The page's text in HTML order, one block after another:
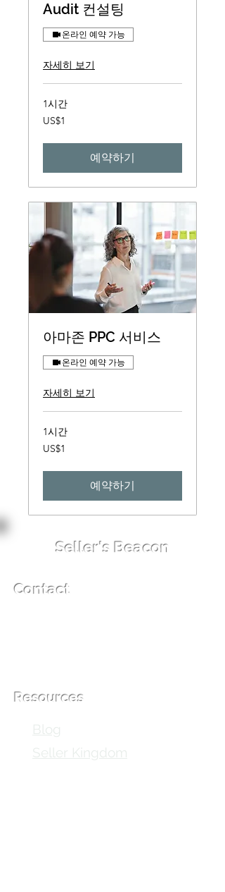
Audit 컨설팅
온라인 예약 가능
자세히 보기
1시간
1
미
달
US$1
예약하기
아마존 PPC 서비스
온라인 예약 가능
자세히 보기
1시간
1
미
달
US$1
예약하기
Seller's Beacon
Contact
Resources